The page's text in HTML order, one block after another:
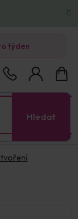
týden
Hledat
košík